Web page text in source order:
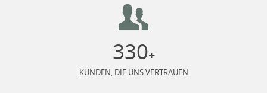
330+
KUNDEN, DIE UNS VERTRAUEN